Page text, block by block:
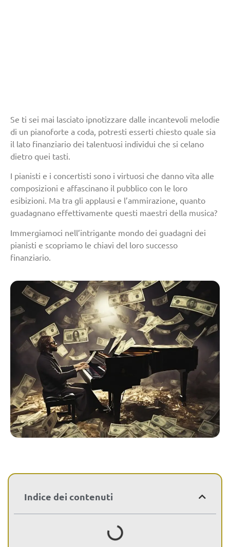
Se ti sei mai lasciato ipnotizzare dalle incantevoli melodie
di un pianoforte a coda, potresti esserti chiesto quale sia
il lato finanziario dei talentuosi individui che si celano
dietro quei tasti.
I pianisti e i concertisti sono i virtuosi che danno vita alle
composizioni e affascinano il pubblico con le loro
esibizioni. Ma tra gli applausi e l’ammirazione, quanto
guadagnano effettivamente questi maestri della musica?
Immergiamoci nell’intrigante mondo dei guadagni dei
pianisti e scopriamo le chiavi del loro successo
finanziario.
Indice dei contenuti